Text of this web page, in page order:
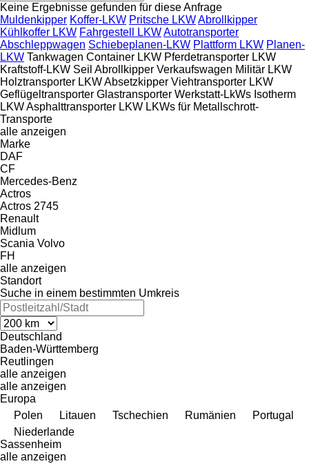
Keine Ergebnisse gefunden für diese Anfrage
Muldenkipper Koffer-LKW Pritsche LKWAbrollkipper
Kühlkoffer LKW Fahrgestell LKWAutotransporter
Abschleppwagen Schiebeplanen-LKW Plattform LKW Planen-
LKW Tankwagen Container LKW Pferdetransporter LKW
Kraftstoff-LKW Seil Abrollkipper Verkaufswagen Militär LKW
Holztransporter LKWAbsetzkipper Viehtransporter LKW
Geflügeltransporter Glastransporter Werkstatt-LkWs Isotherm
LKWAsphalttransporter LKW LKWs für Metallschrott-
Transporte
alle anzeigen
Marke
DAF
CF
Mercedes-Benz
Actros
Actros 2745
Renault
Midlum
Scania Volvo
FH
alle anzeigen
Standort
Suche in einem bestimmten Umkreis
Deutschland
Baden-Württemberg
Reutlingen
alle anzeigen
alle anzeigen
Europa
Polen
Litauen Tschechien Rumänien
Portugal
Niederlande
Sassenheim
alle anzeigen